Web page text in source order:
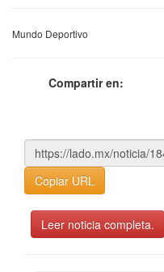
Mundo Deportivo
Compartir en:
Copiar URL
Leer noticia completa.